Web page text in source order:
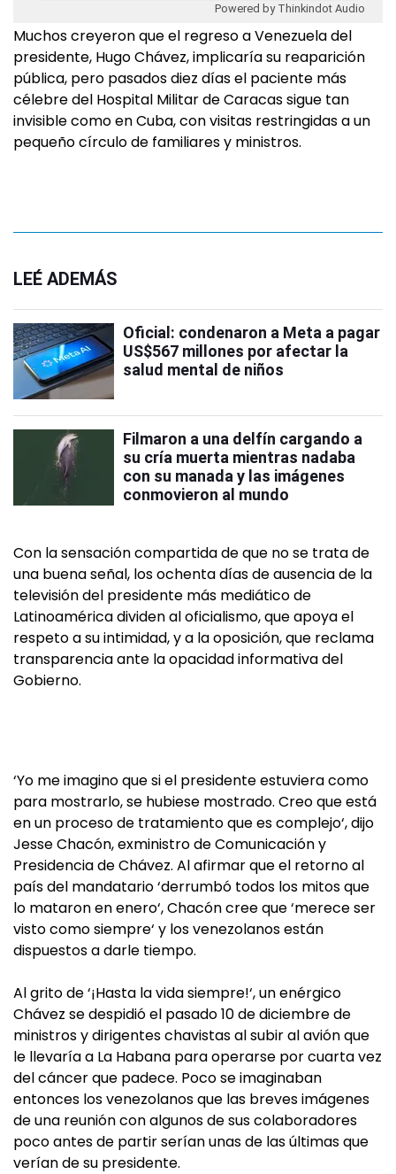
Powered by Thinkindot Audio
Muchos creyeron que el regreso a Venezuela del
presidente, Hugo Chávez, implicaría su reaparición
pública, pero pasados diez días el paciente más
célebre del Hospital Militar de Caracas sigue tan
invisible como en Cuba, con visitas restringidas a un
pequeño círculo de familiares y ministros.
LEÉ ADEMÁS
Oficial: condenaron a Meta a pagar
US$567 millones por afectar la
salud mental de niños
Filmaron a una delfín cargando a
su cría muerta mientras nadaba
con su manada y las imágenes
conmovieron al mundo
Con la sensación compartida de que no se trata de
una buena señal, los ochenta días de ausencia de la
televisión del presidente más mediático de
Latinoamérica dividen al oficialismo, que apoya el
respeto a su intimidad, y a la oposición, que reclama
transparencia ante la opacidad informativa del
Gobierno.
‘Yo me imagino que si el presidente estuviera como
para mostrarlo, se hubiese mostrado. Creo que está
en un proceso de tratamiento que es complejo‘, dijo
Jesse Chacón, exministro de Comunicación y
Presidencia de Chávez. Al afirmar que el retorno al
país del mandatario ‘derrumbó todos los mitos que
lo mataron en enero‘, Chacón cree que ‘merece ser
visto como siempre‘ y los venezolanos están
dispuestos a darle tiempo.
Al grito de ‘¡Hasta la vida siempre!‘, un enérgico
Chávez se despidió el pasado 10 de diciembre de
ministros y dirigentes chavistas al subir al avión que
le llevaría a La Habana para operarse por cuarta vez
del cáncer que padece. Poco se imaginaban
entonces los venezolanos que las breves imágenes
de una reunión con algunos de sus colaboradores
poco antes de partir serían unas de las últimas que
verían de su presidente.